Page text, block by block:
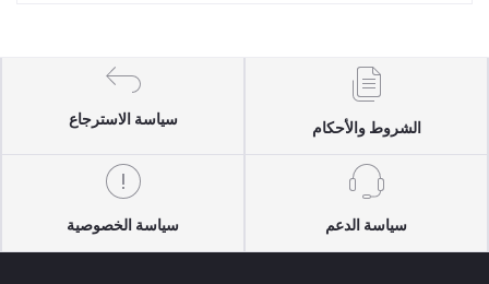
الشروط والأحكام
سياسة الاسترجاع
سياسة الدعم سياسة الخصوصية